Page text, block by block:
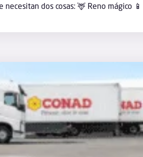
dos cosas: 🦌 Reno mágico